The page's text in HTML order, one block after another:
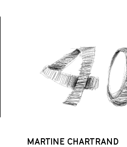
MARTINE CHARTRAND